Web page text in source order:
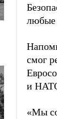
любые
смог
и
«Мы